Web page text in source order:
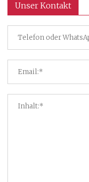
Unser Kontakt